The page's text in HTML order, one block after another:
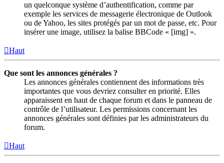
un quelconque système d’authentification, comme par
exemple les services de messagerie électronique de Outlook
ou de Yahoo, les sites protégés par un mot de passe, etc. Pour
insérer une image, utilisez la balise BBCode « [img] ».
Haut
Que sont les annonces générales ?
Les annonces générales contiennent des informations très
importantes que vous devriez consulter en priorité. Elles
apparaissent en haut de chaque forum et dans le panneau de
contrôle de l’utilisateur. Les permissions concernant les
annonces générales sont définies par les administrateurs du
forum.
Haut